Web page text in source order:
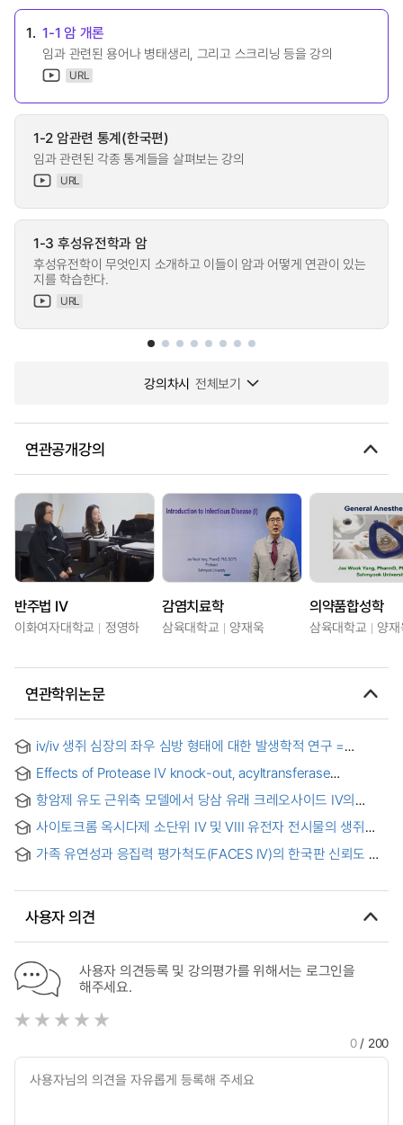
1. 1-1 암 개론
임과 관련된 용어나 병태생리, 그리고 스크리닝 등을 강의
URL
1-2 암관련 통계(한국편)
임과 관련된 각종 통계들을 살펴보는 강의
URL
1-3 후성유전학과 암
후성유전학이 무엇인지 소개하고 이들이 암과 어떻게 연관이 있는
지를 학습한다.
URL
강의차시 전체보기
연관공개강의
반주법 IV
이화여자대학교 정영하
감염치료학
삼육대학교 양재욱
의약품합성학
삼육대학교 양
연관학위논문
iv/iv 생쥐 심장의 좌우 심방 형태에 대한 발생학적 연구 =
iv/iv mouse
Effects of Protease IV knock-out, acyltransferase
Pseudomonas aeruginosa = Protease IV 결핍,
아실기전이효소 발현, 성장억제가 녹농균(Pseudomonas
aeruginosa)의 병독성에 미치는 영향
항암제 유도 근위축 모델에서 당삼 유래 크레오사이드 IV의
Effects of creoside IV from Codonopsis pilosulae radix on
chemotherapy-induced muscle atrophy in association with
mitochondrial function
사이토크롬 옥시다제 소단위 IV 및 VIII 유전자 전시물의 생쥐
Cytochrome c oxidase Subunit IV and VIII in various
가족 유연성과 응집력 평가척도(FACES IV)의 한국판 신뢰도 및
사용자 의견
사용자 의견등록 및 강의평가를 위해서는 로그인을
해주세요.
0/ 200